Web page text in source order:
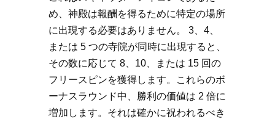
め、神殿は報酬を得るために特定の場所
に出現する必要はありません。 3、4、
または 5 つの寺院が同時に出現すると、
その数に応じて 8、10、または 15 回の
フリースピンを獲得します。これらのボ
ーナスラウンド中、勝利の価値は 2 倍に
増加します。それは確かに祝われるべき